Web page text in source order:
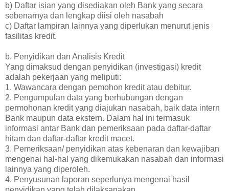
b) Daftar isian yang disediakan oleh Bank yang secara
sebenarnya dan lengkap diisi oleh nasabah
c) Daftar lampiran lainnya yang diperlukan menurut jenis
fasilitas kredit.
b. Penyidikan dan Analisis Kredit
Yang dimaksud dengan penyidikan (investigasi) kredit
adalah pekerjaan yang meliputi:
1. Wawancara dengan pemohon kredit atau debitur.
2. Pengumpulan data yang berhubungan dengan
permohonan kredit yang diajukan nasabah, baik data intern
Bank maupun data ekstern. Dalam hal ini termasuk
informasi antar Bank dan pemeriksaan pada daftar-daftar
hitam dan daftar-daftar kredit macet.
3. Pemeriksaan/ penyidikan atas kebenaran dan kewajiban
mengenai hal-hal yang dikemukakan nasabah dan informasi
lainnya yang diperoleh.
4. Penyusunan laporan seperlunya mengenai hasil